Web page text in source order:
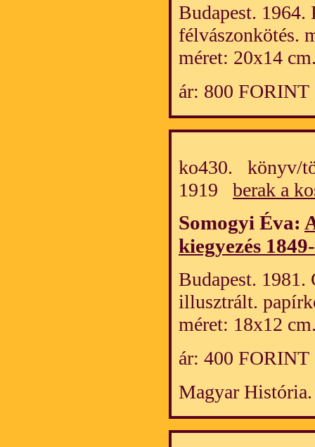
Budapest. 1964.
félvászonkötés.
méret: 20x14
ár: 800 FORINT
ko430. könyv/
1919 berak a
Somogyi Éva:
kiegyezés
Budapest. 1981.
illusztrált.
méret: 18x12
ár: 400 FORINT
Magyar História.